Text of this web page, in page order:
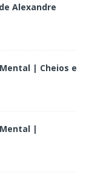
Alexandre
| Cheios e
|